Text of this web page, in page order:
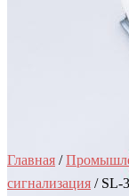
Главная /
сигнализация / SL-